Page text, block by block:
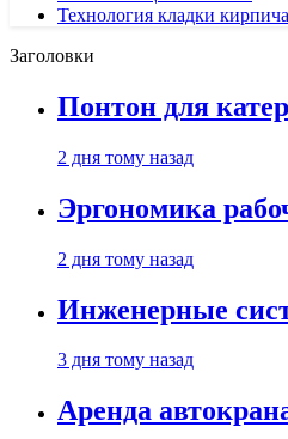
Технология кладки кирпича
Заголовки
Понтон для
2 дня тому назад
Эргономика
2 дня тому назад
Инженерные
3 дня тому назад
Аренда